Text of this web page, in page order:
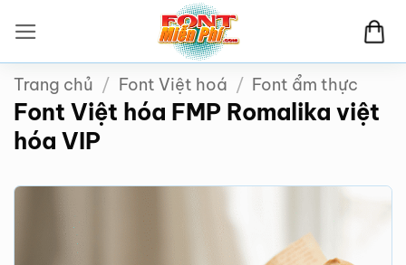
qua
nội
dung
Trang chủ / Font Việt hoá / Font ẩm thực
Font Việt hóa FMP Romalika việt
hóa VIP